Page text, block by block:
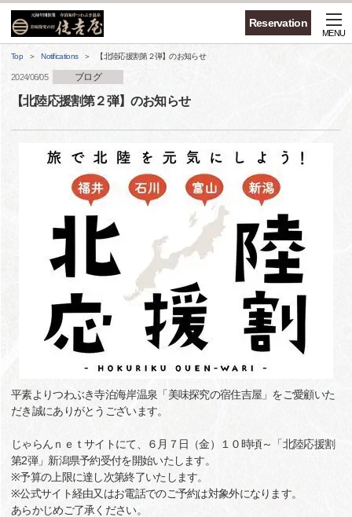
Reservation
MENU
Top Notifications 【北陸応援割第２弾】のお知らせ
2024/06/05 ブログ
【北陸応援割第２弾】のお知らせ
平素よりつわぶき寺泊海岸温泉「美味探究の宿住吉屋」をご愛顧いた
だき誠にありがとうございます。
じゃらんｎｅｔサイトにて、６月７日（金）１０時頃～「北陸応援割
第2弾」新潟県予約受付を開始いたします。
※予算の上限に達し次第終了いたします。
※公式サイト経由又はお電話でのご予約は対象外になります。
あらかじめご了承ください。